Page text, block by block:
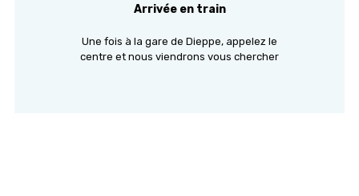
Arrivée en train
Une fois à la gare de Dieppe, appelez le
centre et nous viendrons vous chercher